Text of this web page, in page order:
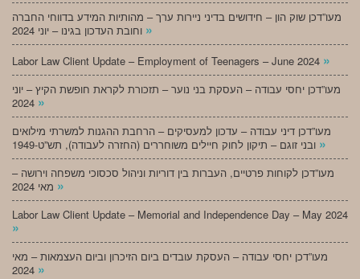
מעו”דכן שוק הון – חידושים בדיני ניירות ערך – מהותיות המידע בדווחי החברה
»
Labor Law Client Update – Employment of Teenagers – June 2024 »
מעו”דכן יחסי עבודה – העסקת בני נוער – תזכורת לקראת חופשת הקיץ – יוני
»
מעו”דכן דיני עבודה – עדכון למעסיקים – הרחבת ההגנות למשרתי מילואים
»
מעו”דכן לקוחות פרטיים, העברות בין דוריות וניהול סכסוכי משפחה וירושה –
»
Labor Law Client Update – Memorial and Independence Day – May 2024
»
מעו”דכן יחסי עבודה – העסקת עובדים ביום הזיכרון וביום העצמאות – מאי
»